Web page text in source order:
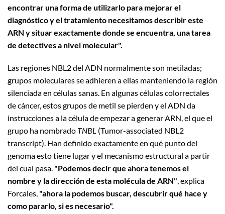
encontrar una forma de utilizarlo para mejorar el
diagnóstico y el tratamiento necesitamos describir este
ARN y situar exactamente donde se encuentra, una tarea
de detectives a nivel molecular".
Las regiones NBL2 del ADN normalmente son metiladas;
grupos moleculares se adhieren a ellas manteniendo la región
silenciada en células sanas. En algunas células colorrectales
de cáncer, estos grupos de metil se pierden y el ADN da
instrucciones a la célula de empezar a generar ARN, el que el
grupo ha nombrado TNBL (Tumor-associated NBL2
transcript). Han definido exactamente en qué punto del
genoma esto tiene lugar y el mecanismo estructural a partir
del cual pasa. "Podemos decir que ahora tenemos el
nombre y la dirección de esta molécula de ARN", explica
Forcales, "ahora la podemos buscar, descubrir qué hace y
como pararlo, si es necesario".